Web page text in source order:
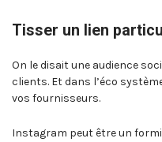
Tisser un lien
On le disait une audience
clients. Et dans l’éco
vos fournisseurs.
Instagram peut être un